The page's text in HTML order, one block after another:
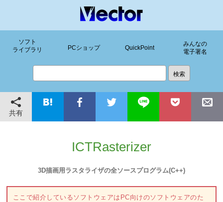
ソフト
ライブラリ
PCショップ QuickPoint
みんなの
電子署名
共有
ICTRasterizer
3D描画用ラスタライザの全ソースプログラム(C++)
ここで紹介しているソフトウェアはPC向けのソフトウェアのた